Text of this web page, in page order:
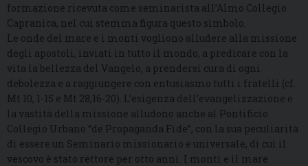
formazione ricevuta come seminarista all’Almo Collegio
Capranica, nel cui stemma figura questo simbolo.
Le onde del mare e i monti vogliono alludere alla missione
degli apostoli, inviati in tutto il mondo, a predicare con la
vita la bellezza del Vangelo, a prendersi cura di ogni
debolezza e a raggiungere con entusiasmo tutti i fratelli (cf.
Mt 10, 1-15 e Mt 28,16-20). L’esigenza dell’evangelizzazione e
la vastità della missione alludono anche al Pontificio
Collegio Urbano “de Propaganda Fide”, con la sua peculiarità
di essere un Seminario missionario e universale, di cui il
vescovo è stato rettore per otto anni. I monti e il mare